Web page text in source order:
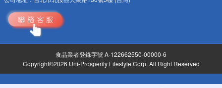
食品業者登錄字號 A-122662550-00000-6
Copyright©2026 Uni-Prosperity Lifestyle Corp. All Right Reserved